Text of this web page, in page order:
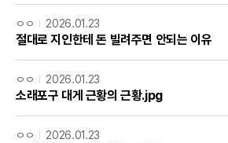
ㅇㅇ 2026.01.23
절대로 지인한테 돈 빌려주면 안되는 이유
ㅇㅇ 2026.01.23
소래포구 대게 근황의 근황.jpg
ㅇㅇ 2026.01.23